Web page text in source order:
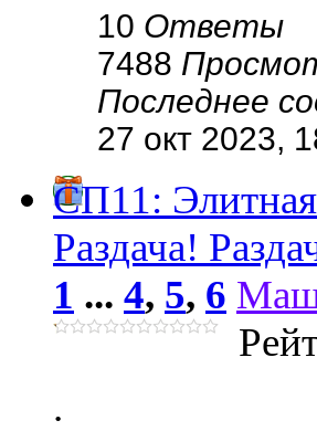
10 Ответы
7488
Последнее
27 окт 2023,
СП11:
Раздача!
1 ... 4, 5, 6
.